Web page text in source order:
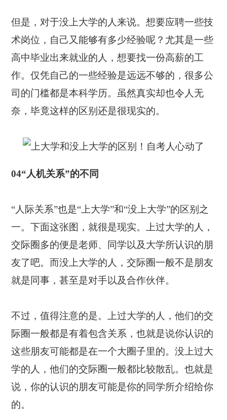
但是，对于没上大学的人来说。想要应聘一些技
术岗位，自己又能够有多少经验呢？尤其是一些
高中毕业出来就业的人，想要找一份高薪的工
作。仅凭自己的一些经验是远远不够的，很多公
司的门槛都是本科学历。虽然真实却也令人无
奈，毕竟这样的区别还是很现实的。
04“人机关系”的不同
“人际关系”也是“上大学”和“没上大学”的区别之
一。下面这张图，就很是现实。上过大学的人，
交际圈多的便是老师、同学以及大学所认识的朋
友了吧。而没上大学的人，交际圈一般不是朋友
就是同事，甚至是对手以及合作伙伴。
不过，值得注意的是。上过大学的人，他们的交
际圈一般都是有着包含关系，也就是说你认识的
这些朋友可能都是在一个大圈子里的。没上过大
学的人，他们的交际圈一般都比较散乱。也就是
说，你的认识的朋友可能是你的同学所介绍给你
的。